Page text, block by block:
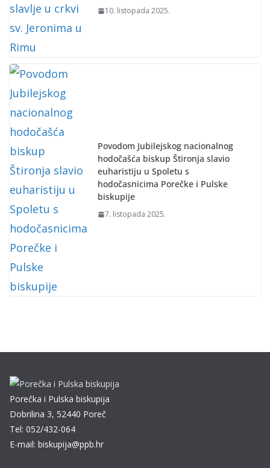
10. listopada 2025.
Povodom Jubilejskog nacionalnog
hodočašća biskup Štironja slavio
euharistiju u Spoletu s
hodočasnicima Porečke i Pulske
biskupije
7. listopada 2025.
Porečka i Pulska biskupija
Dobrilina 3, 52440 Poreč
Tel: 052/432-064
E-mail: biskupija@ppb.hr